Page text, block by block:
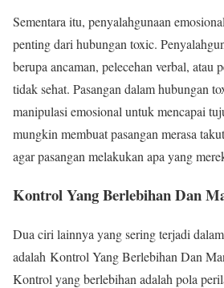
Sementara itu, penyalahgunaan
penting dari hubungan toxic.
berupa ancaman, pelecehan verbal, atau
tidak sehat. Pasangan dalam hubungan
manipulasi emosional untuk mencapai
mungkin membuat pasangan merasa
agar pasangan melakukan apa yang
Kontrol Yang Berlebihan Dan
Dua ciri lainnya yang sering terjadi
adalah Kontrol Yang Berlebihan Dan
Kontrol yang berlebihan adalah pola